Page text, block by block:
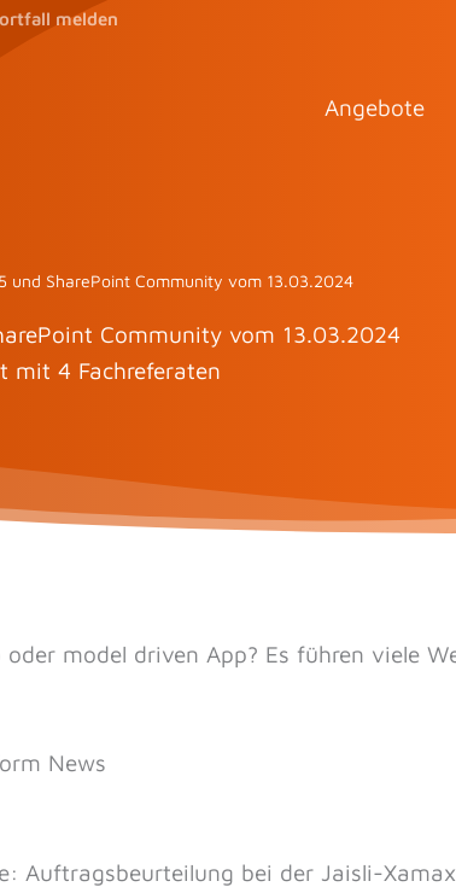
melden
Angebote
und SharePoint Community vom 13.03.2024
Community vom 13.03.2024
mit 4 Fachreferaten
model driven App? Es führen viele
News
Auftragsbeurteilung bei der Jaisli-